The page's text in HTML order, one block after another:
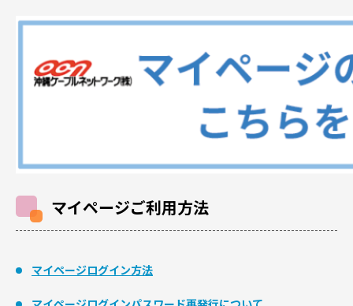
マイページご利用方法
マイページログイン方法